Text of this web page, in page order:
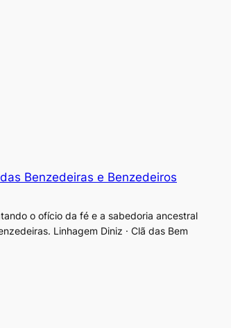
Benzedeiras e Benzedeiros
o ofício da fé e a sabedoria ancestral
Linhagem Diniz · Clã das Bem